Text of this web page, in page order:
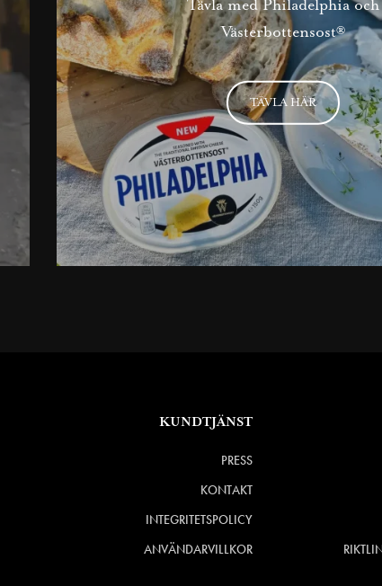
Tävla med Philadelphia och
Västerbottensost®
TÄVLA HÄR
KUNDTJÄNST
PRESS
KONTAKT
INTEGRITETSPOLICY
ANVÄNDARVILLKOR